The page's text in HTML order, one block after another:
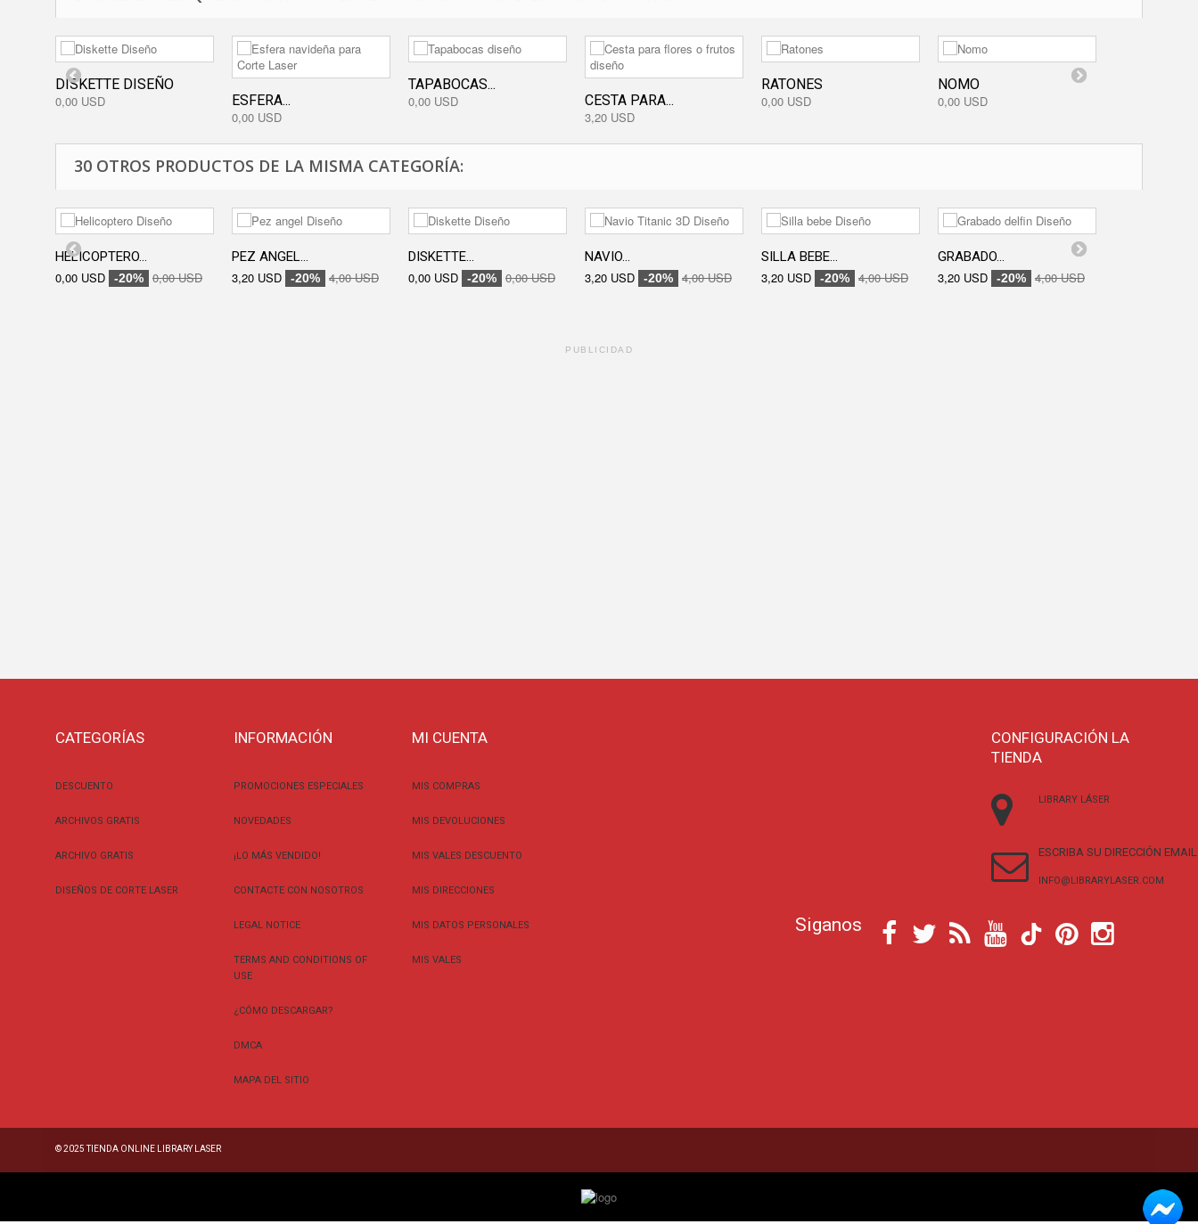
DISKETTE DISEÑO
0,00 USD
ESFERA...
0,00 USD
TAPABOCAS...
0,00 USD
CESTA PARA...
3,20 USD
RATONES
0,00 USD
NOMO
0,00 USD
30 OTROS PRODUCTOS DE LA MISMA CATEGORÍA:
HELICOPTERO...
0,00 USD -20% 0,00 USD
PEZ ANGEL...
3,20 USD -20% 4,00 USD
DISKETTE...
0,00 USD -20% 0,00 USD
NAVIO...
3,20 USD -20% 4,00 USD
SILLA BEBE...
3,20 USD -20% 4,00 USD
GRABADO...
3,20 USD -20% 4,00 USD
PUBLICIDAD
CATEGORÍAS
DESCUENTO
ARCHIVOS GRATIS
ARCHIVO GRATIS
DISEÑOS DE CORTE LASER
INFORMACIÓN
PROMOCIONES ESPECIALES
NOVEDADES
¡LO MÁS VENDIDO!
CONTACTE CON NOSOTROS
LEGAL NOTICE
TERMS AND CONDITIONS OF
USE
¿CÓMO DESCARGAR?
DMCA
MAPA DEL SITIO
© 2025TIENDA ONLINE LIBRARY LASER
MI CUENTA
MIS COMPRAS
MIS DEVOLUCIONES
MIS VALES DESCUENTO
MIS DIRECCIONES
MIS DATOS PERSONALES
MIS VALES
CONFIGURACIÓN LA
TIENDA
LIBRARY LÁSER
ESCRIBA SU DIRECCIÓN
INFO@LIBRARYLASER.COM
Siganos